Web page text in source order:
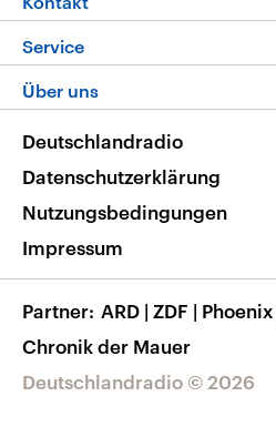
Die Nachrichten
Nachrichtenleicht
Neue Beiträge auf dlf.de
Podcasts
Deutschlandfunk App
Nachrichten App
Frequenzen
Hörerservice
Service
FAQ
Veranstaltungen
Musikliste
RSS
Über uns
Barrierefreiheit
Deutschlandradio © 2026
Deutschlandradio
Datenschutzerklärung
Nutzungsbedingungen
Impressum
Partner ARD | ZDF | Phoenix
Chronik der Mauer